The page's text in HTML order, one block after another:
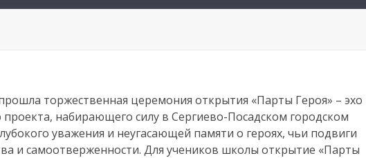
торжественная церемония открытия «Парты Героя» – эхо
проекта, набирающего силу в Сергиево-Посадском городском
уважения и неугасающей памяти о героях, чьи подвиги
и самоотверженности. Для учеников школы открытие «Парты